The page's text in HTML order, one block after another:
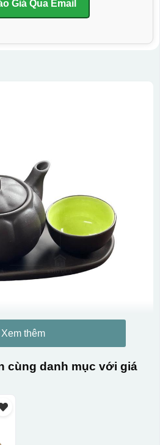
Giá Qua Email
Xem thêm
cùng danh mục với giá